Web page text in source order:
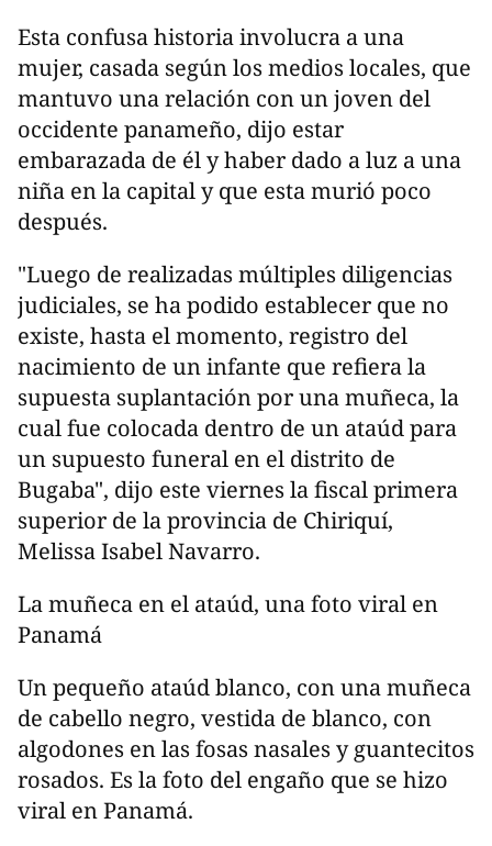
Esta confusa historia involucra a una
mujer, casada según los medios locales, que
mantuvo una relación con un joven del
occidente panameño, dijo estar
embarazada de él y haber dado a luz a una
niña en la capital y que esta murió poco
después.
"Luego de realizadas múltiples diligencias
judiciales, se ha podido establecer que no
existe, hasta el momento, registro del
nacimiento de un infante que refiera la
supuesta suplantación por una muñeca, la
cual fue colocada dentro de un ataúd para
un supuesto funeral en el distrito de
Bugaba", dijo este viernes la fiscal primera
superior de la provincia de Chiriquí,
Melissa Isabel Navarro.
La muñeca en el ataúd, una foto viral en
Panamá
Un pequeño ataúd blanco, con una muñeca
de cabello negro, vestida de blanco, con
algodones en las fosas nasales y guantecitos
rosados. Es la foto del engaño que se hizo
viral en Panamá.